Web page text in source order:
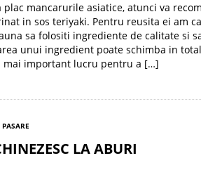
plac mancarurile asiatice, atunci va
in sos teriyaki. Pentru reusita ei am
sa folositi ingrediente de calitate si
unui ingredient poate schimba in
mai important lucru pentru a […]
LA ABURI